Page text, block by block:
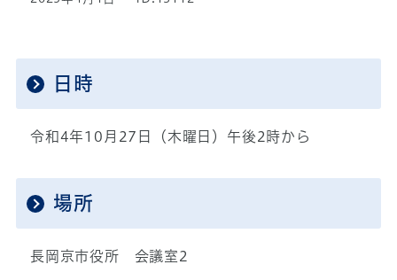
日時
令和4年10月27日（木曜日）午後2時から
場所
長岡京市役所 会議室2